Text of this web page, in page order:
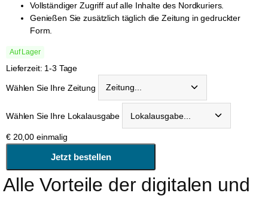
Vollständiger Zugriff auf alle Inhalte des Nordkuriers.
Genießen Sie zusätzlich täglich die Zeitung in gedruckter
Form.
Auf Lager
Lieferzeit: 1-3 Tage
Wählen Sie Ihre Zeitung
Wählen Sie Ihre Lokalausgabe
€ 20,00 einmalig
Alle Vorteile der digitalen und